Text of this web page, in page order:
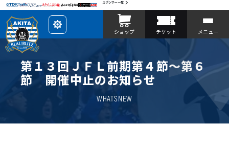
スポンサー一覧
レ
イ
ア
を
カ
ス
タ
マ
ショップ チケット メニュー
第１３回ＪＦＬ前期第４節～第６
節 開催中止のお知らせ
WHATSNEW